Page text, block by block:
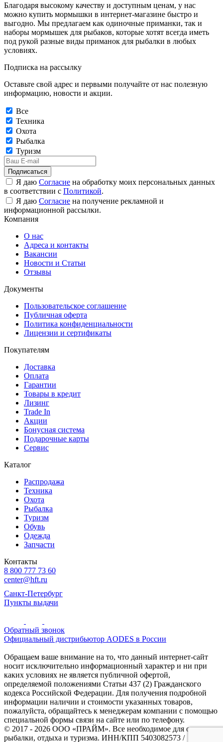
Благодаря высокому качеству и доступным ценам, у нас
можно купить мормышки в интернет-магазине быстро и
выгодно. Мы предлагаем как одиночные приманки, так и
наборы мормышек для рыбаков, которые хотят всегда иметь
под рукой разные виды приманок для рыбалки в любых
условиях.
Подписка на рассылку
Оставьте свой адрес и первыми получайте от нас полезную
информацию, новости и акции.
Все
Техника
Охота
Рыбалка
Туризм
Подписаться
Я даю Согласие на обработку моих персональных данных
в соответствии с Политикой.
Я даю Согласие на получение рекламной и
информационной рассылки.
Компания
О нас
Адреса и контакты
Вакансии
Новости и Статьи
Отзывы
Документы
Пользовательское соглашение
Публичная оферта
Политика конфиденциальности
Лицензии и сертификаты
Покупателям
Доставка
Оплата
Гарантии
Товары в кредит
Лизинг
Trade In
Акции
Бонусная система
Подарочные карты
Сервис
Каталог
Распродажа
Техника
Охота
Рыбалка
Туризм
Обувь
Одежда
Запчасти
Контакты
8 800 777 73 60
center@hft.ru
Санкт-Петербург
Пункты выдачи
Обратный звонок
Официальный дистрибьютор AODES в России
Обращаем ваше внимание на то, что данный интернет-сайт
носит исключительно информационный характер и ни при
каких условиях не является публичной офертой,
определяемой положениями Статьи 437 (2) Гражданского
кодекса Российской Федерации. Для получения подробной
информации наличии и стоимости указанных товаров,
пожалуйста, обращайтесь к менеджерам компании с помощью
специальной формы связи на сайте или по телефону.
© 2017 - 2026 ООО «ПРАЙМ». Все необходимое для охоты и
рыбалки, отдыха и туризма. ИНН/КПП 5403082573 /